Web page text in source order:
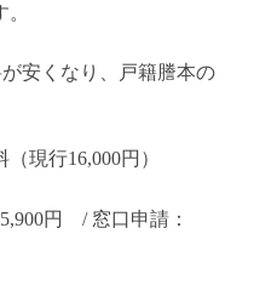
安くなり、戸籍謄本の
現行16,000円）
円 / 窓口申請：